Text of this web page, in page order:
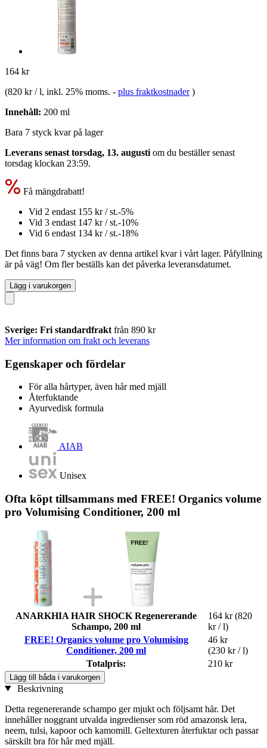
164 kr
(820 kr / l, inkl. 25% moms. - plus fraktkostnader )
Innehåll: 200 ml
Bara 7 styck kvar på lager
Leverans senast torsdag, 13. augusti om du beställer senast
torsdag klockan 23:59.
Få mängdrabatt!
Vid 2 endast 155 kr/ st.-5%
Vid 3 endast 147 kr/ st.-10%
Vid 6 endast 134 kr/ st.-18%
Det finns bara 7 stycken av denna artikel kvar i vårt lager. Påfyllning
är på väg! Om fler beställs kan det påverka leveransdatumet.
Lägg i varukorgen
Sverige: Fri standardfrakt från 890 kr
Mer information om frakt och leverans
Egenskaper och fördelar
För alla hårtyper, även hår med mjäll
Återfuktande
Ayurvedisk formula
AIAB
Unisex
Ofta köpt tillsammans med FREE! Organics volume
pro Volumising Conditioner, 200 ml
ANARKHIA HAIR SHOCK Regenererande
Schampo, 200 ml
164 kr (820
kr / l)
FREE! Organics volume pro Volumising
Conditioner, 200 ml
46 kr
(230 kr / l)
Totalpris:
210 kr
Lägg till båda i varukorgen
Beskrivning
Detta regenererande schampo ger mjukt och följsamt hår. Det
innehåller noggrant utvalda ingredienser som röd amazonsk lera,
neem, tulsi, kapoor och kamomill. Geltexturen återfuktar och passar
särskilt bra för hår med mjäll.